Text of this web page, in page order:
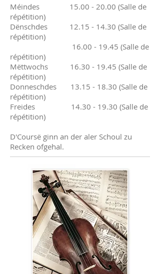
Méindes 15.00 - 20.00 (Salle de
répétition)
Dënschdes 12.15 - 14.30 (Salle de
répétition)
16.00 - 19.45 (Salle de
répétition)
Mëttwochs 16.30 - 19.45 (Salle de
répétition)
Donneschdes 13.15 - 18.30 (Salle de
répétition)
Freides 14.30 - 19.30 (Salle de
répétition)
D'Coursë ginn an der aler Schoul zu
Recken ofgehal.